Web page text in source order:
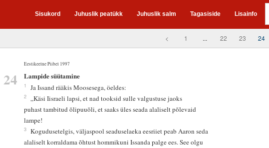
Sisukord Juhuslik peatükk Juhuslik salm Tagasiside Lisainfo
< 1 ... 22 23 24
Eestikeelne Piibel 1997
24 Lampide süütamine
1 Ja Issand rääkis Moosesega, öeldes:
2 „Käsi Iisraeli lapsi, et nad tooksid sulle valgustuse jaoks
puhast tambitud õlipuuõli, et saaks üles seada alaliselt põlevaid
lampe!
3 Kogudusetelgis, väljaspool seaduselaeka eesriiet peab Aaron seda
alaliselt korraldama õhtust hommikuni Issanda palge ees. See olgu